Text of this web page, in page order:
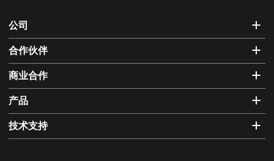
公司
合作伙伴
商业合作
产品
技术支持